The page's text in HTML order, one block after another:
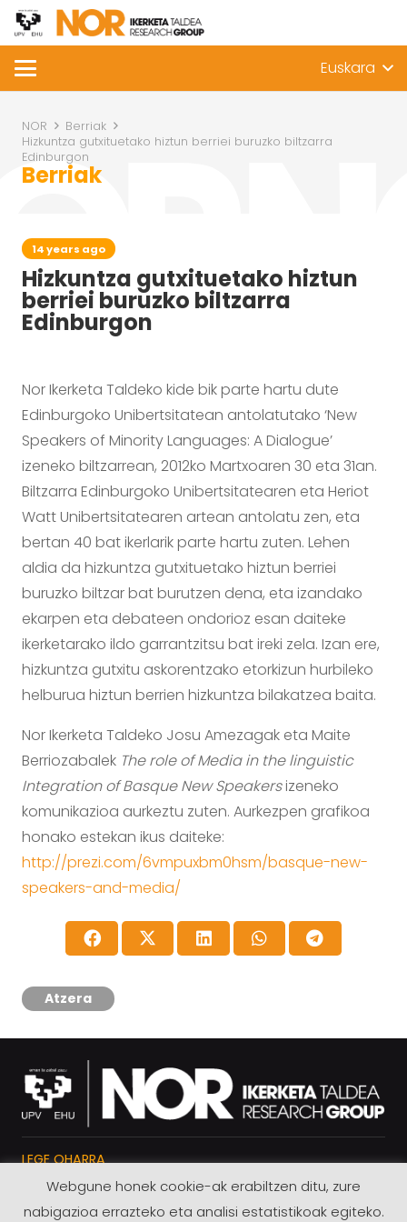
Euskara
NOR
Berriak
Hizkuntza gutxituetako hiztun berriei buruzko biltzarra
Edinburgon
Berriak
14 years ago
Hizkuntza gutxituetako hiztun
berriei buruzko biltzarra
Edinburgon
Nor Ikerketa Taldeko kide bik parte hartu dute
Edinburgoko Unibertsitatean antolatutako ‘New
Speakers of Minority Languages: A Dialogue’
izeneko biltzarrean, 2012ko Martxoaren 30 eta 31an.
Biltzarra Edinburgoko Unibertsitatearen eta Heriot
Watt Unibertsitatearen artean antolatu zen, eta
bertan 40 bat ikerlarik parte hartu zuten. Lehen
aldia da hizkuntza gutxituetako hiztun berriei
buruzko biltzar bat burutzen dena, eta izandako
ekarpen eta debateen ondorioz esan daiteke
ikerketarako ildo garrantzitsu bat ireki zela. Izan ere,
hizkuntza gutxitu askorentzako etorkizun hurbileko
helburua hiztun berrien hizkuntza bilakatzea baita.
Nor Ikerketa Taldeko Josu Amezagak eta Maite
Berriozabalek The role of Media in the linguistic
Integration of Basque New Speakersizeneko
komunikazioa aurkeztu zuten. Aurkezpen grafikoa
honako estekan ikus daiteke:
http://prezi.com/6vmpuxbm0hsm/basque-new-
speakers-and-media/
Atzera
LEGE OHARRA
PRIBATUTASUN POLITIKA
Webgune honek cookie-ak erabiltzen ditu, zure
nabigazioa errazteko eta analisi estatistikoak egiteko.